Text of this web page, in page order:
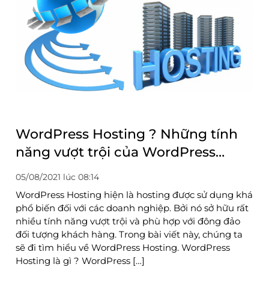
WordPress Hosting ? Những tính
năng vượt trội của WordPress
Hosting
05/08/2021 lúc 08:14
WordPress Hosting hiện là hosting được sử dụng khá
phổ biến đối với các doanh nghiệp. Bởi nó sở hữu rất
nhiều tính năng vượt trội và phù hợp với đông đảo
đối tượng khách hàng. Trong bài viết này, chúng ta
sẽ đi tìm hiểu về WordPress Hosting. WordPress
Hosting là gì ? WordPress […]